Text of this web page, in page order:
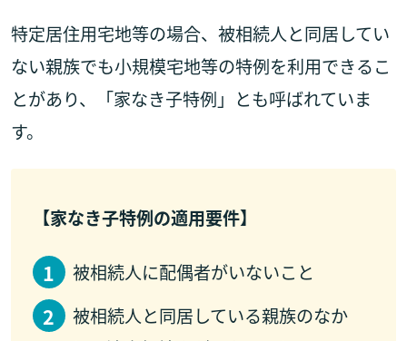
特定居住用宅地等の場合、被相続人と同居してい
ない親族でも小規模宅地等の特例を利用できるこ
とがあり、「家なき子特例」とも呼ばれていま
す。
【家なき子特例の適用要件】
被相続人に配偶者がいないこと
被相続人と同居している親族のなか